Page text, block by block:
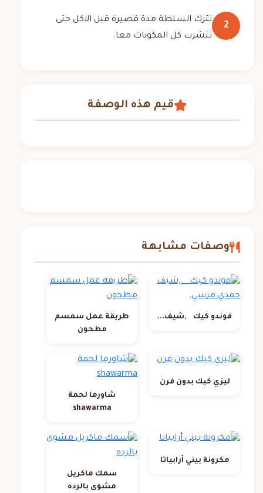
2
تترك السلطة مدة قصيرة قبل الاكل حتى
تتشرب كل المكونات معا.
قيم هذه الوصفة
وصفات مشابهة
فوندو كيك ,شيف...
طريقة عمل سمسم
مطحون
ليزي كيك بدون فرن
شاورما لحمة
shawarma
مكرونة بيني أرابياتا
سمك ماكريل
مشوى بالرده